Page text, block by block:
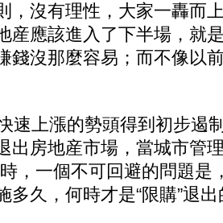
，沒有理性，大家一轟而
産應該進入了下半場，就
錢沒那麼容易；而不像以
速上漲的勢頭得到初步遏
出房地産市場，當城市管
，一個不可回避的問題是
多久，何時才是“限購”退